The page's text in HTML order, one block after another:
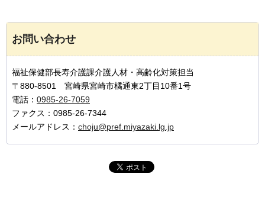
お問い合わせ
福祉保健部長寿介護課介護人材・高齢化対策担当
〒880-8501 宮崎県宮崎市橘通東2丁目10番1号
電話： 0985-26-7059
ファクス：0985-26-7344
メールアドレス： choju@pref.miyazaki.lg.jp